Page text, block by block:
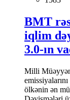
BMT
iqlim
3.0-ın
Milli
ölkənin ən